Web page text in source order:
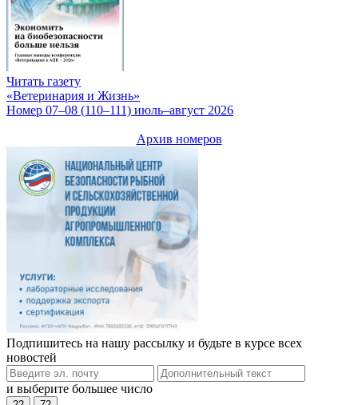
Читать газету
«Ветеринария и Жизнь»
Номер 07–08 (110–111) июль–август 2026
Архив номеров
Подпишитесь на нашу рассылку и будьте в курсе всех
новостей
и выберите большее число